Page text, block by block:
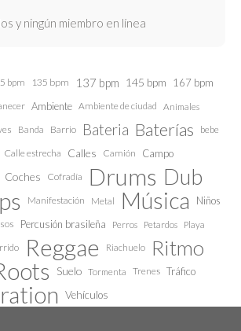
y ningún miembro en línea
bpm 135 bpm 137 bpm 145 bpm 167 bpm
Ambiente Ambiente de ciudad Animales
Banda Barrio Bateria Baterías bebe
Calle estrecha Calles Camión Campo
Coches Cofradía Drums Dub
Manifestación Metal Música
Niños
Percusión brasileña Perros Petardos Playa
Reggae Riachuelo Ritmo
Suelo Tormenta Trenes Tráfico
Vehículos